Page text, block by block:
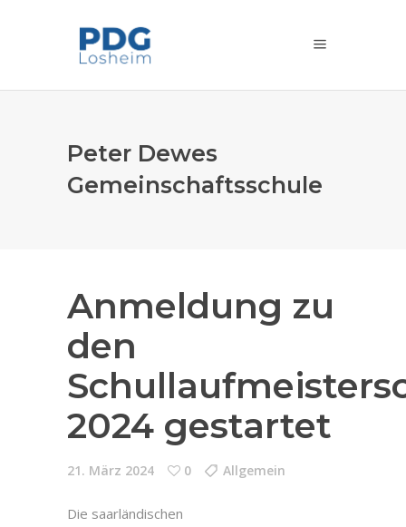
Peter Dewes
Gemeinschaftsschule
Anmeldung zu
den
2024 gestartet
21. März 2024 0 Allgemein
Die saarländischen